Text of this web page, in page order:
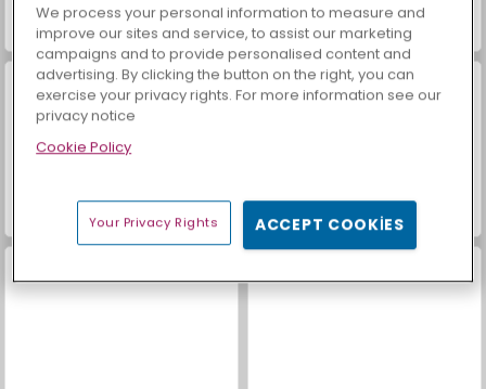
Scala 40 Masha and the Bear: Meadows
Farm Merge Valley Sosyal İskambil
We process your personal information to measure and
improve our sites and service, to assist our marketing
campaigns and to provide personalised content and
advertising. By clicking the button on the right, you can
exercise your privacy rights. For more information see our
privacy notice
Cookie Policy
Your Privacy Rights ACCEPT COOKIES